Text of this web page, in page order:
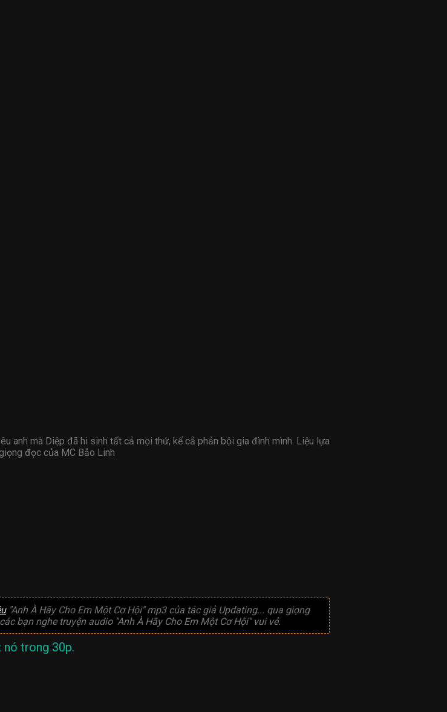
anh mà Diệp đã hi sinh tất cả mọi thứ, kể cả phản bội gia đình mình. Liệu lựa
đọc của MC Bảo Linh
"Anh À Hãy Cho Em Một Cơ Hội" mp3 của tác giả Updating... qua giọng
bạn nghe truyện audio "Anh À Hãy Cho Em Một Cơ Hội" vui vẻ.
trong 30p.